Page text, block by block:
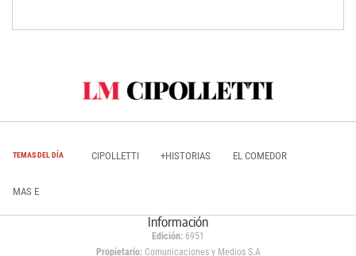
TEMAS DEL DÍA CIPOLLETTI +HISTORIAS EL COMEDOR
MAS E
Información
Edición: 6951
Propietario:Comunicaciones y Medios S.A